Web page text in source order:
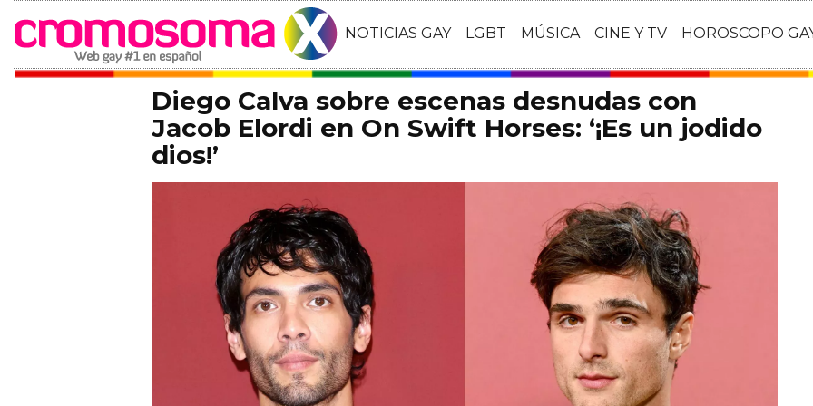
NOTICIAS GAY LGBT MÚSICA CINE Y TV HOROSCOPO
Diego Calva sobre escenas desnudas con
Jacob Elordi en On Swift Horses: ‘¡Es un jodido
dios!’